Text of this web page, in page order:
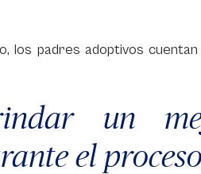
los padres adoptivos
un
el